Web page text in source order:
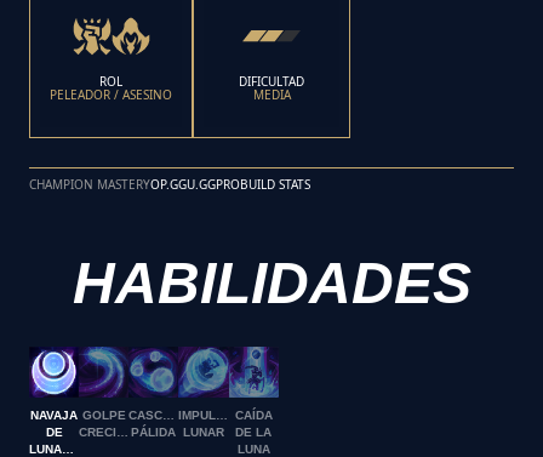
ROL
PELEADOR / ASESINO
DIFICULTAD
MEDIA
CHAMPION MASTERYOP.GGU.GGPROBUILD STATS
HABILIDADES
NAVAJA
DE
GOLPE CASCADA
PÁLIDA
IMPULSO
LUNAR
CAÍDA
DE LA
LUNA